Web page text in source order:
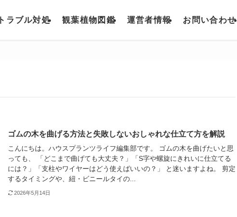
トラブル対処 観葉植物図鑑 運営者情報 お問い合わせ
ゴムの木を曲げる方法と失敗しないおしゃれな仕立て方を解説
こんにちは。ハウスプランツライフ編集部です。 ゴムの木を曲げたいと思
っても、 「どこまで曲げても大丈夫？」「S字や螺旋にきれいに仕立てる
には？」「支柱やワイヤーはどう使えばいいの？」 と迷いますよね。 剪定
するタイミングや、紐・ビニールタイの...
2026年5月14日